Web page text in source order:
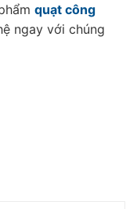
quạt công
ngay với chúng